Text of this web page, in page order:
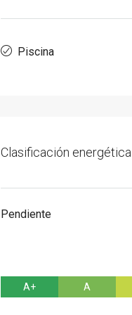
Piscina
Clasificación energética
Pendiente
A+ A